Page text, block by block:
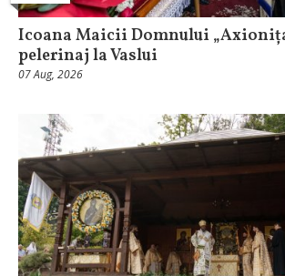
Icoana Maicii Domnului
pelerinaj la Vaslui
07 Aug, 2026